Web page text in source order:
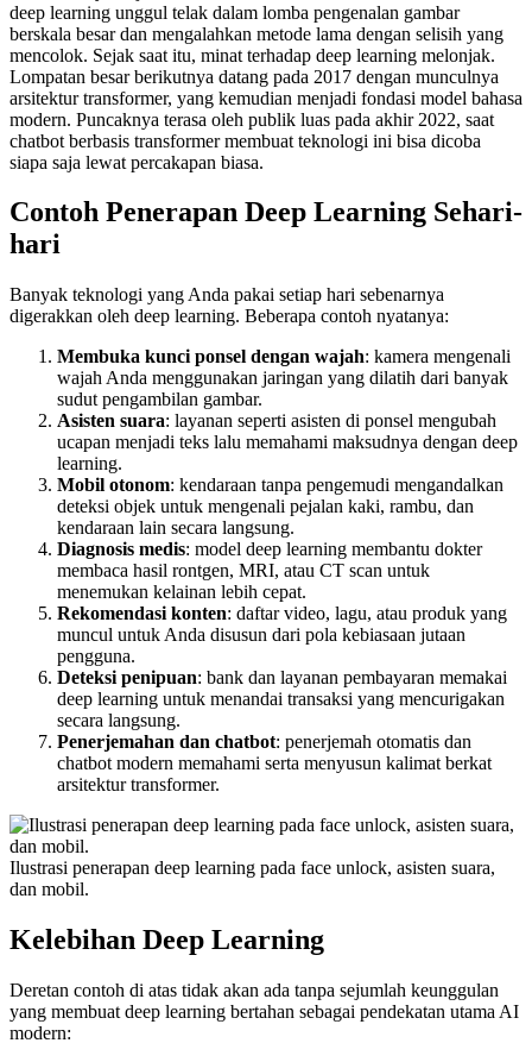
deep learning unggul telak dalam lomba pengenalan gambar
berskala besar dan mengalahkan metode lama dengan selisih yang
mencolok. Sejak saat itu, minat terhadap deep learning melonjak.
Lompatan besar berikutnya datang pada 2017 dengan munculnya
arsitektur transformer, yang kemudian menjadi fondasi model bahasa
modern. Puncaknya terasa oleh publik luas pada akhir 2022, saat
chatbot berbasis transformer membuat teknologi ini bisa dicoba
siapa saja lewat percakapan biasa.
Contoh Penerapan Deep Learning Sehari-
hari
Banyak teknologi yang Anda pakai setiap hari sebenarnya
digerakkan oleh deep learning. Beberapa contoh nyatanya:
Membuka kunci ponsel dengan wajah: kamera mengenali
wajah Anda menggunakan jaringan yang dilatih dari banyak
sudut pengambilan gambar.
Asisten suara: layanan seperti asisten di ponsel mengubah
ucapan menjadi teks lalu memahami maksudnya dengan deep
learning.
Mobil otonom: kendaraan tanpa pengemudi mengandalkan
deteksi objek untuk mengenali pejalan kaki, rambu, dan
kendaraan lain secara langsung.
Diagnosis medis: model deep learning membantu dokter
membaca hasil rontgen, MRI, atau CT scan untuk
menemukan kelainan lebih cepat.
Rekomendasi konten: daftar video, lagu, atau produk yang
muncul untuk Anda disusun dari pola kebiasaan jutaan
pengguna.
Deteksi penipuan: bank dan layanan pembayaran memakai
deep learning untuk menandai transaksi yang mencurigakan
secara langsung.
Penerjemahan dan chatbot: penerjemah otomatis dan
chatbot modern memahami serta menyusun kalimat berkat
arsitektur transformer.
Ilustrasi penerapan deep learning pada face unlock, asisten suara,
dan mobil.
Kelebihan Deep Learning
Deretan contoh di atas tidak akan ada tanpa sejumlah keunggulan
yang membuat deep learning bertahan sebagai pendekatan utama AI
modern: